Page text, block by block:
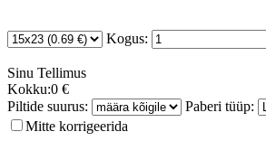
Kogus:
Sinu Tellimus
Kokku:0 €
Piltide suurus:
Paberi tüüp:
Mitte korrigeerida